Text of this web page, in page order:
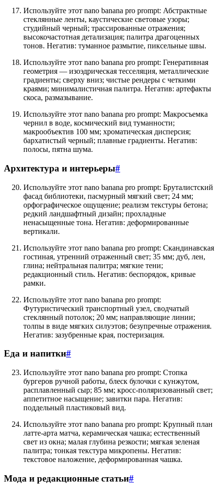
Используйте этот nano banana pro prompt: Абстрактные
стеклянные ленты, каустические световые узоры;
студийный черный; трассированные отражения;
высокочастотная детализация; палитра драгоценных
тонов. Негатив: туманное размытие, пиксельные швы.
Используйте этот nano banana pro prompt: Генеративная
геометрия — изоэдрическая тесселяция, металлические
градиенты; сверху вниз; чистые рендеры с четкими
краями; минималистичная палитра. Негатив: артефакты
скоса, размазывание.
Используйте этот nano banana pro prompt: Макросъемка
чернил в воде, космический вид туманности;
макрообъектив 100 мм; хроматическая дисперсия;
бархатистый черный; плавные градиенты. Негатив:
полосы, пятна шума.
Архитектура и интерьеры#
Используйте этот nano banana pro prompt: Бруталистский
фасад библиотеки, пасмурный мягкий свет; 24 мм;
орфографическое ощущение; реализм текстуры бетона;
редкий ландшафтный дизайн; прохладные
ненасыщенные тона. Негатив: деформированные
вертикали.
Используйте этот nano banana pro prompt: Скандинавская
гостиная, утренний отраженный свет; 35 мм; дуб, лен,
глина; нейтральная палитра; мягкие тени;
редакционный стиль. Негатив: беспорядок, кривые
рамки.
Используйте этот nano banana pro prompt:
Футуристический транспортный узел, сводчатый
стеклянный потолок; 20 мм; направляющие линии;
толпы в виде мягких силуэтов; безупречные отражения.
Негатив: зазубренные края, постеризация.
Еда и напитки#
Используйте этот nano banana pro prompt: Стопка
бургеров ручной работы, блеск булочки с кунжутом,
расплавленный сыр; 85 мм; кросс-поляризованный свет;
аппетитное насыщение; завитки пара. Негатив:
поддельный пластиковый вид.
Используйте этот nano banana pro prompt: Крупный план
латте-арта матча, керамическая чашка; естественный
свет из окна; малая глубина резкости; мягкая зеленая
палитра; тонкая текстура микропены. Негатив:
текстовое наложение, деформированная чашка.
Мода и редакционные статьи#